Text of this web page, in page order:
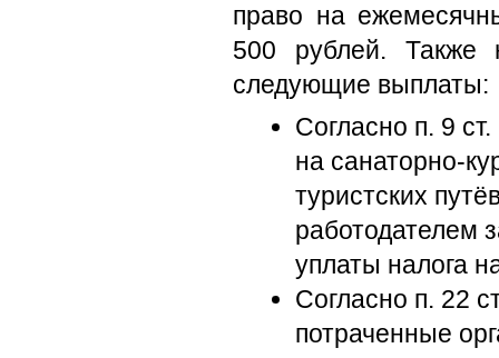
право на
500 рублей. Также
следующие выплаты:
Согласно п. 9
на санаторно-
туристских
работодателем
уплаты налога
Согласно п. 22
потраченные